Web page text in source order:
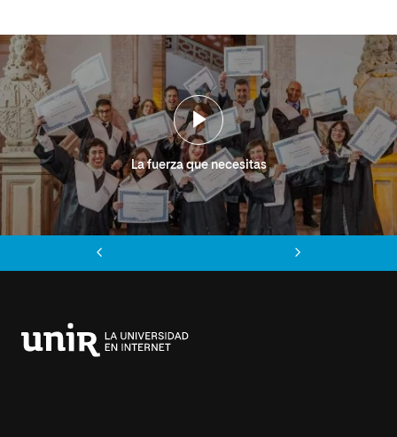
La fuerza que necesitas